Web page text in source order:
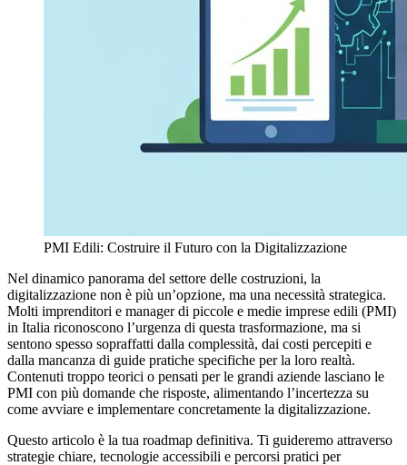
PMI Edili: Costruire il Futuro con la Digitalizzazione
Nel dinamico panorama del settore delle costruzioni, la
digitalizzazione non è più un’opzione, ma una necessità strategica.
Molti imprenditori e manager di piccole e medie imprese edili (PMI)
in Italia riconoscono l’urgenza di questa trasformazione, ma si
sentono spesso sopraffatti dalla complessità, dai costi percepiti e
dalla mancanza di guide pratiche specifiche per la loro realtà.
Contenuti troppo teorici o pensati per le grandi aziende lasciano le
PMI con più domande che risposte, alimentando l’incertezza su
come avviare e implementare concretamente la digitalizzazione.
Questo articolo è la tua roadmap definitiva. Ti guideremo attraverso
strategie chiare, tecnologie accessibili e percorsi pratici per